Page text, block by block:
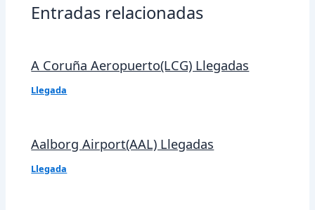
Entradas relacionadas
A Coruña Aeropuerto(LCG) Llegadas
Llegada
Aalborg Airport(AAL) Llegadas
Llegada